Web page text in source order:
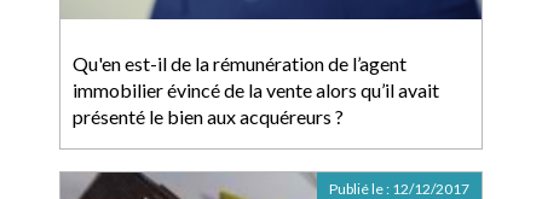
Qu'en est-il de la rémunération de l’agent
immobilier évincé de la vente alors qu’il avait
présenté le bien aux acquéreurs ?
Publié le : 12/12/2017